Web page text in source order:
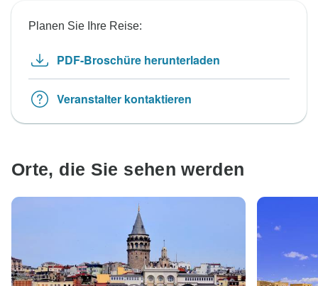
Planen Sie Ihre Reise:
PDF-Broschüre herunterladen
Veranstalter kontaktieren
Orte, die Sie sehen werden